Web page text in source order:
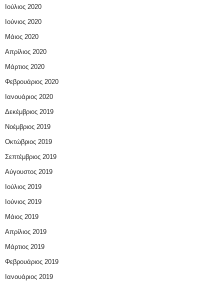
Ιούλιος 2020
Ιούνιος 2020
Μάιος 2020
Απρίλιος 2020
Μάρτιος 2020
Φεβρουάριος 2020
Ιανουάριος 2020
Δεκέμβριος 2019
Νοέμβριος 2019
Οκτώβριος 2019
Σεπτέμβριος 2019
Αύγουστος 2019
Ιούλιος 2019
Ιούνιος 2019
Μάιος 2019
Απρίλιος 2019
Μάρτιος 2019
Φεβρουάριος 2019
Ιανουάριος 2019